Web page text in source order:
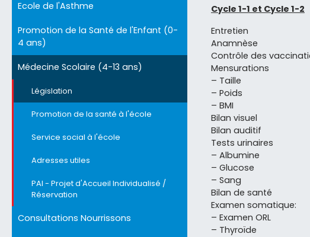
Ecole de l'Asthme
Promotion de la Santé de l'Enfant (0-
4 ans)
Médecine Scolaire (4-13 ans)
Législation
Promotion de la santé à l'école
Service social à l'école
Adresses utiles
PAI - Projet d'Accueil Individualisé /
Réservation
Consultations Nourrissons
Cycle 1-1 et Cycle 1-2
Entretien
Anamnèse
Contrôle des
Mensurations
– Taille
– Poids
– BMI
Bilan visuel
Bilan auditif
Tests urinaires
– Albumine
– Glucose
– Sang
Bilan de santé
Examen somatique:
– Examen ORL
– Thyroïde